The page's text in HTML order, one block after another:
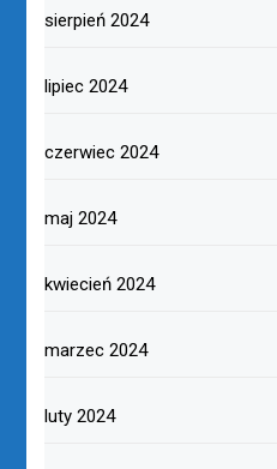
sierpień 2024
lipiec 2024
czerwiec 2024
maj 2024
kwiecień 2024
marzec 2024
luty 2024